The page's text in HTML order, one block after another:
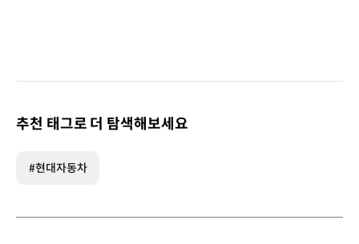
추천 태그로 더 탐색해보세요
#현대자동차